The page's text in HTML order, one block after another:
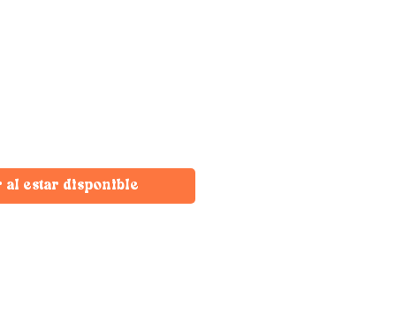
al estar disponible